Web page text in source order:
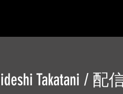
Takatani / 配